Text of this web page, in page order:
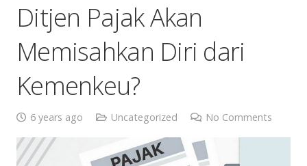
Ditjen Pajak Akan
Memisahkan Diri dari
Kemenkeu?
6 years ago Uncategorized No Comments